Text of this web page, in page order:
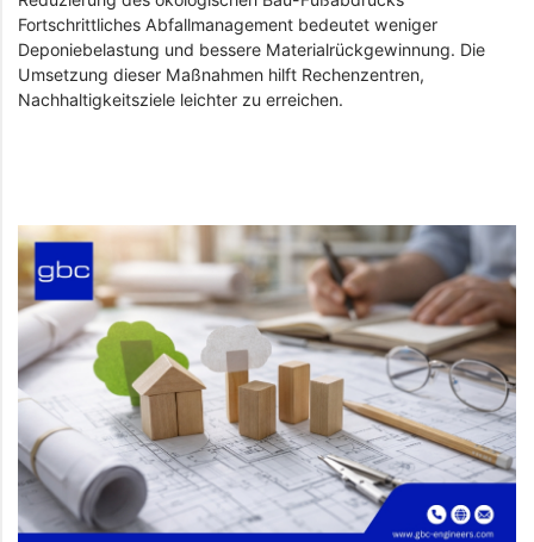
Fortschrittliches Abfallmanagement bedeutet weniger
Deponiebelastung und bessere Materialrückgewinnung. Die
Umsetzung dieser Maßnahmen hilft Rechenzentren,
Nachhaltigkeitsziele leichter zu erreichen.